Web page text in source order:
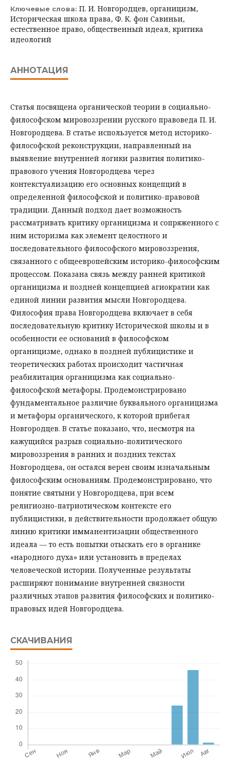
Ключевые слова: П. И. Новгородцев, органицизм,
Историческая школа права, Ф. К. фон Савиньи,
естественное право, общественный идеал, критика
идеологий
АННОТАЦИЯ
Статья посвящена органической теории в социально-
философском мировоззрении русского правоведа П. И.
Новгородцева. В статье используется метод историко-
философской реконструкции, направленный на
выявление внутренней логики развития политико-
правового учения Новгородцева через
контекстуализацию его основных концепций в
определенной философской и политико-правовой
традиции. Данный подход дает возможность
рассматривать критику органицизма и сопряженного с
ним историзма как элемент целостного и
последовательного философского мировоззрения,
связанного с общеевропейским историко-философским
процессом. Показана связь между ранней критикой
органицизма и поздней концепцией агиократии как
единой линии развития мысли Новгородцева.
Философия права Новгородцева включает в себя
последовательную критику Исторической школы и в
особенности ее оснований в философском
органицизме, однако в поздней публицистике и
теоретических работах происходит частичная
реабилитация органицизма как социально-
философской метафоры. Продемонстрировано
фундаментальное различие буквального органицизма
и метафоры органического, к которой прибегал
Новгородцев. В статье показано, что, несмотря на
кажущийся разрыв социально-политического
мировоззрения в ранних и поздних текстах
Новгородцева, он остался верен своим изначальным
философским основаниям. Продемонстрировано, что
понятие святыни у Новгородцева, при всем
религиозно-патриотическом контексте его
публицистики, в действительности продолжает общую
линию критики имманентизации общественного
идеала — то есть попытки отыскать его в органике
«народного духа» или установить в пределах
человеческой истории. Полученные результаты
расширяют понимание внутренней связности
различных этапов развития философских и политико-
правовых идей Новгородцева.
СКАЧИВАНИЯ